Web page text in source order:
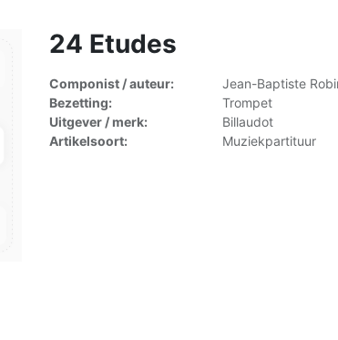
24 Etudes
Componist / auteur:
Jean-Baptiste
Bezetting:
Trompet
Uitgever / merk:
Billaudot
Artikelsoort:
Muziekpartituur